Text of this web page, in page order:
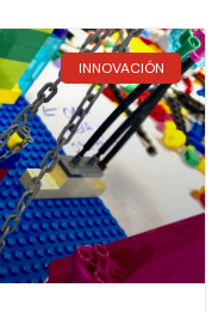
INNOVACIÓN